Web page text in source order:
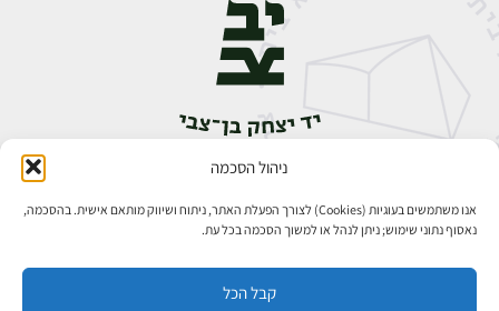
ניהול הסכמה
אנו משתמשים בעוגיות (Cookies) לצורך הפעלת האתר, ניתוח ושיווק מותאם אישית. בהסכמה,
נאסוף נתוני שימוש; ניתן לנהל או למשוך הסכמה בכל עת.
קבל הכל
אבן גבירול 14, רחביה, ירושלים